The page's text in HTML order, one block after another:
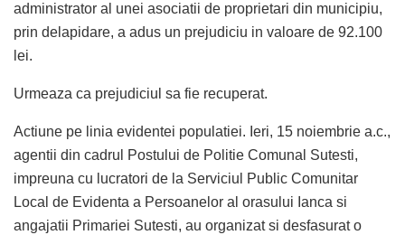
administrator al unei asociatii de proprietari din municipiu,
prin delapidare, a adus un prejudiciu in valoare de 92.100
lei.
Urmeaza ca prejudiciul sa fie recuperat.
Actiune pe linia evidentei populatiei. Ieri, 15 noiembrie a.c.,
agentii din cadrul Postului de Politie Comunal Sutesti,
impreuna cu lucratori de la Serviciul Public Comunitar
Local de Evidenta a Persoanelor al orasului Ianca si
angajatii Primariei Sutesti, au organizat si desfasurat o